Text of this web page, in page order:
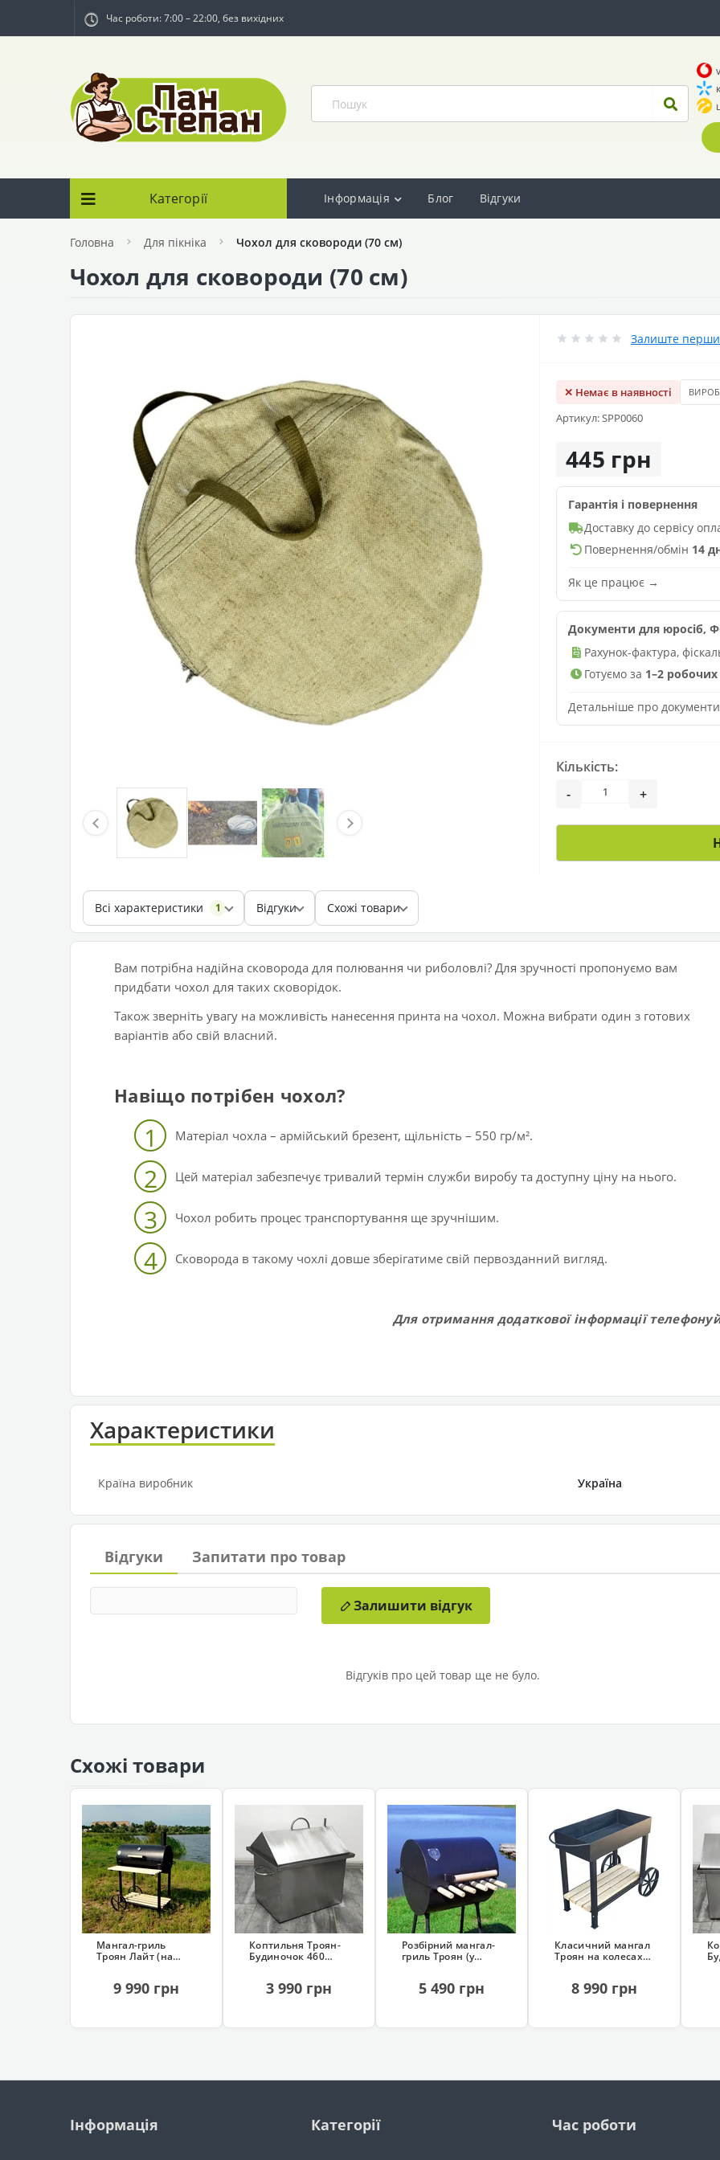
Час роботи: 7:00 – 22:00, без вихідних
Категорії Інформація Блог Відгуки
Головна Для пікніка Чохол для сковороди (70 см)
Чохол для сковороди (70 см)
Залиште
✕ Немає в наявності
Артикул: SPP0060
445 грн
Гарантія і повернення
Доставку до сервісу
Повернення/обмін 14
Як це працює →
Документи для юросіб,
Рахунок-фактура,
Готуємо за 1–2 робочих
Детальніше про
Кількість:
-
+
Всі характеристики 1 Відгуки Схожі товари
Вам потрібна надійна сковорода для полювання чи риболовлі? Для зручності пропонуємо вам
придбати чохол для таких сковорідок.
Також зверніть увагу на можливість нанесення принта на чохол. Можна вибрати один з готових
варіантів або свій власний.
Навіщо потрібен чохол?
1 Матеріал чохла – армійський брезент, щільність – 550 гр/м².
2 Цей матеріал забезпечує тривалий термін служби виробу та доступну ціну на нього.
3 Чохол робить процес транспортування ще зручнішим.
4 Сковорода в такому чохлі довше зберігатиме свій первозданний вигляд.
Для отримання додаткової інформації
Характеристики
Країна виробник Україна
Відгуки Запитати про товар
Залишити відгук
Відгуків про цей товар ще не було.
Схожі товари
Мангал-гриль
Троян Лайт (на
9 990 грн
Коптильня Троян-
Будиночок 460
3 990 грн
Розбірний мангал-
гриль Троян (у
5 490 грн
Класичний мангал
Троян на колесах
8 990 грн
Інформація Категорії Час роботи